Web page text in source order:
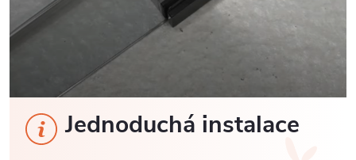
Jednoduchá instalace